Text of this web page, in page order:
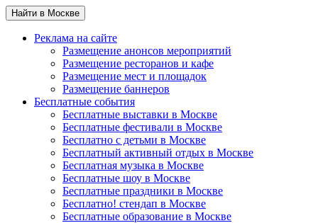
Найти в Москве
Реклама на сайте
Размещение анонсов мероприятий
Размещение ресторанов и кафе
Размещение мест и площадок
Размещение баннеров
Бесплатные события
Бесплатные выставки в Москве
Бесплатные фестивали в Москве
Бесплатно с детьми в Москве
Бесплатный активный отдых в Москве
Бесплатная музыка в Москве
Бесплатные шоу в Москве
Бесплатные праздники в Москве
Бесплатно! стендап в Москве
Бесплатные образование в Москве